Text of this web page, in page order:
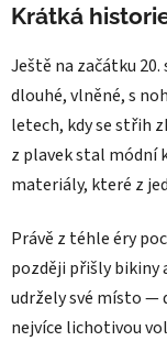
Krátká
Ještě na začátku
dlouhé, vlněné, s
letech, kdy se střih
z plavek stal módní
materiály, které z
Právě z téhle éry
později přišly bikiny
udržely své místo —
nejvíce lichotivou